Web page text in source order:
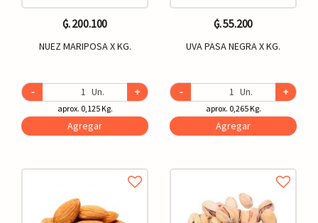
₲. 200.100
NUEZ MARIPOSA X KG.
- Un. +
aprox. 0,125 Kg.
Agregar
₲. 55.200
UVA PASA NEGRA X KG.
- Un. +
aprox. 0,265 Kg.
Agregar